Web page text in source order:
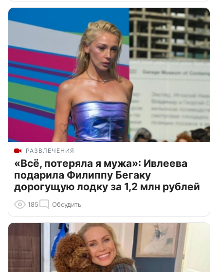
РАЗВЛЕЧЕНИЯ
«Всё, потеряла я мужа»: Ивлеева
подарила Филиппу Бегаку
дорогущую лодку за 1,2 млн рублей
185 Обсудить